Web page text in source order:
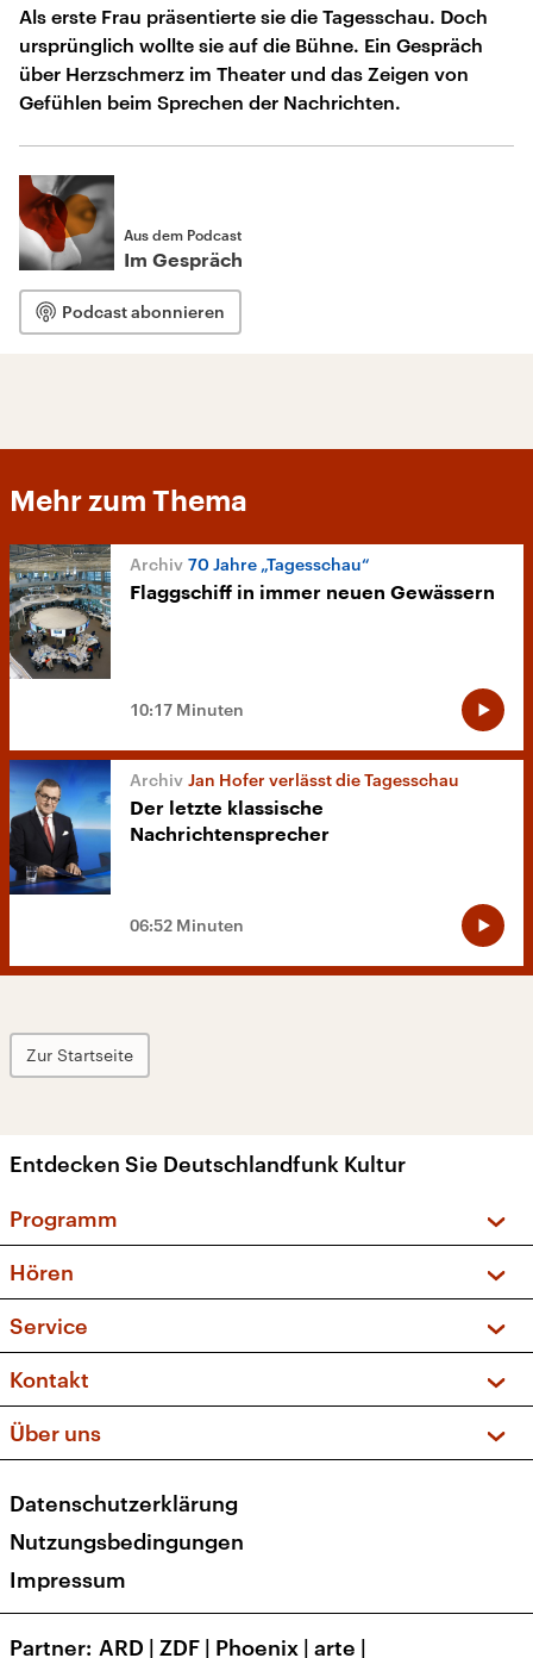
Als erste Frau präsentierte sie die Tagesschau. Doch
ursprünglich wollte sie auf die Bühne. Ein Gespräch
über Herzschmerz im Theater und das Zeigen von
Gefühlen beim Sprechen der Nachrichten.
Aus dem Podcast
Im Gespräch
Podcast abonnieren
Mehr zum Thema
70 Jahre „Tagesschau“
Flaggschiff in immer neuen Gewässern
10:17 Minuten
Jan Hofer verlässt die Tagesschau
Der letzte klassische
Nachrichtensprecher
06:52 Minuten
Zur Startseite
Entdecken Sie Deutschlandfunk Kultur
Programm
Sendungen und Podcasts
Musikliste
Kakadu – Das Kinderprogramm
Hören
Frequenzen (UKW + DAB+)
Service
FAQ
Apps
Newsletter
Veranstaltungen
Kontakt
Social Media
Über uns
Presse
Karriere
Transparenz
Datenschutzerklärung
Nutzungsbedingungen
Impressum
Partner ARD | ZDF | Phoenix | arte |